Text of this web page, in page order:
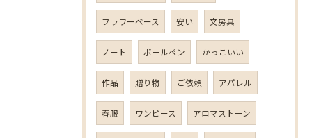
フラワーベース 安い 文房具
ノート ボールペン かっこいい
作品 贈り物 ご依頼 アパレル
春服 ワンピース アロマストーン